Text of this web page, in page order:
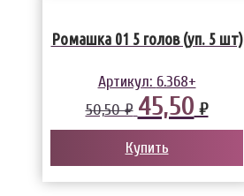
Ромашка 01 5 голов (уп. 5 шт)
Артикул: 6.368+
50,50 ₽ 45,50 ₽
Купить